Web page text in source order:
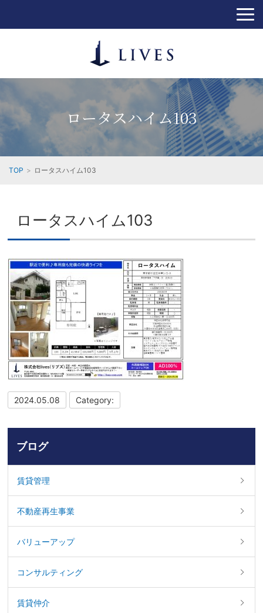
ロータスハイム103
TOP ロータスハイム103
ロータスハイム103
2024.05.08 Category:
ブログ
賃貸管理
不動産再生事業
バリューアップ
コンサルティング
賃貸仲介